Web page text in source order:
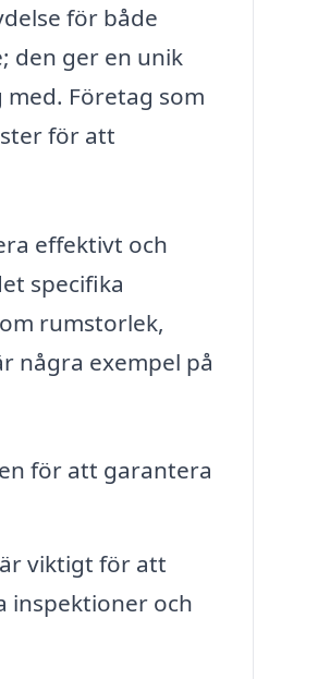
för både
den ger en unik
Företag som
för att
effektivt och
specifika
rumstorlek,
några exempel på
för att garantera
viktigt för att
inspektioner och